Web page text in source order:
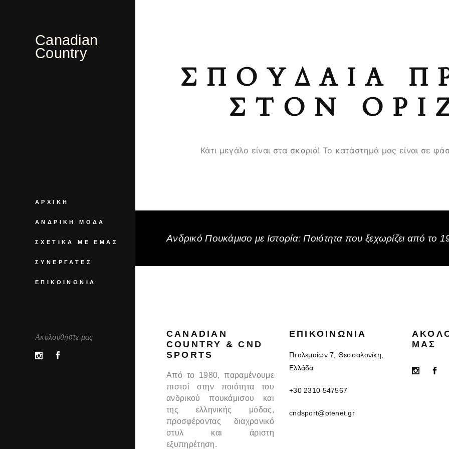
Canadian
Country
ΑΡΧΙΚΉ
ΑΝΔΡΙΚΉ ΜΌΔΑ
ΣΧΕΤΙΚΆ ΜΕ ΕΜΆΣ
ΣΥΝΕΡΓΆΤΕΣ
ΕΠΙΚΟΙΝΩΝΊΑ
Ακολουθήστε μας
ΣΠΟΥΔΑΊΑ
ΣΤΟΝ
Κάτι μεγάλο είναι στα σκαριά! Το κατάστημά μας είναι σε
Ανδρικό Πουκάμισο με Ιστορία: Ποιότητα που ξεχωρίζει από το
CANADIAN
COUNTRY & CND
SPORTS
Από το 1980, παραμένουμε
πιστοί στην ποιότητα του
ανδρικού πουκάμισου και
της ελληνικής μόδας,
προσφέροντας διαχρονικό
στυλ και άριστη
εξυπηρέτηση.
ΕΠΙΚΟΙΝΩΝΊΑ
Πτολεμαίων 7, Θεσσαλονίκη,
Ελλάδα
+30 2310 547567
cndsport@otenet.gr
ΜΑΣ